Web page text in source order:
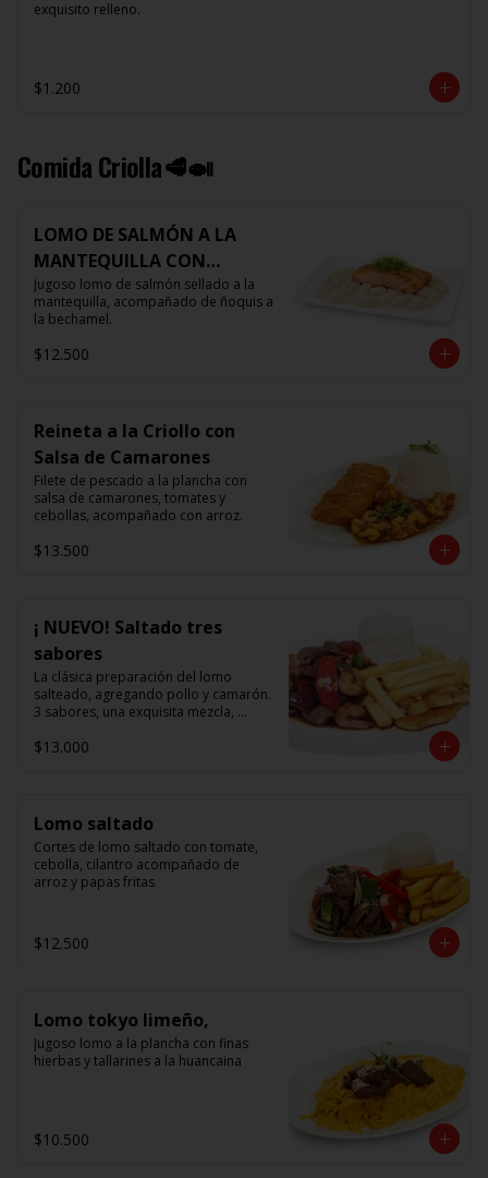
exquisito relleno.
$1.200
Comida Criolla🥩🍛
LOMO DE SALMÓN A LA
MANTEQUILLA CON
ÑOQUIS 🧈
Jugoso lomo de salmón sellado a la
mantequilla, acompañado de ñoquis a
la bechamel.
$12.500
Reineta a la Criollo con
Salsa de Camarones
Filete de pescado a la plancha con
salsa de camarones, tomates y
cebollas, acompañado con arroz.
$13.500
¡ NUEVO! Saltado tres
sabores
La clásica preparación del lomo
salteado, agregando pollo y camarón.
3 sabores, una exquisita mezcla,
$13.000
Lomo saltado
Cortes de lomo saltado con tomate,
cebolla, cilantro acompañado de
arroz y papas fritas
$12.500
Lomo tokyo limeño,
Jugoso lomo a la plancha con finas
hierbas y tallarines a la huancaina
$10.500